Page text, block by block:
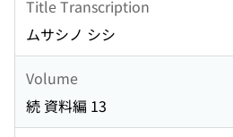
Title Transcription
ムサシノ シシ
Volume
続 資料編 13